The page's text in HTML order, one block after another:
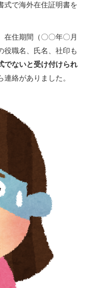
式で海外在住証明書を
在住期間（〇〇年〇月
役職名、氏名、社印も
でないと受け付けられ
絡がありました。